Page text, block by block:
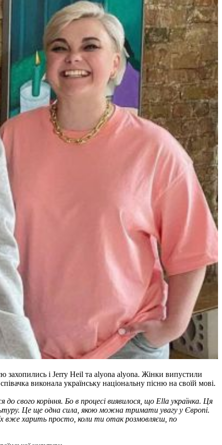
захопились і Jerry Heil та alyona alyona. Жінки випустили
виконала українську національну пісню на своїй мові.
свого коріння. Бо в процесі виявилося, що Ella українка. Ця
Це ще одна сила, якою можна тримати увагу у Європі.
вже харить просто, коли ти отак розмовляєш, по